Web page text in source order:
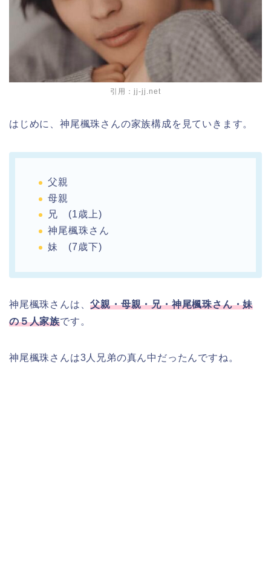
引用：jj-jj.net
はじめに、神尾楓珠さんの家族構成を見ていきます。
父親
母親
兄 (1歳上)
神尾楓珠さん
妹 (7歳下)
神尾楓珠さんは、父親・母親・兄・神尾楓珠さん・妹
の５人家族です。
神尾楓珠さんは3人兄弟の真ん中だったんですね。